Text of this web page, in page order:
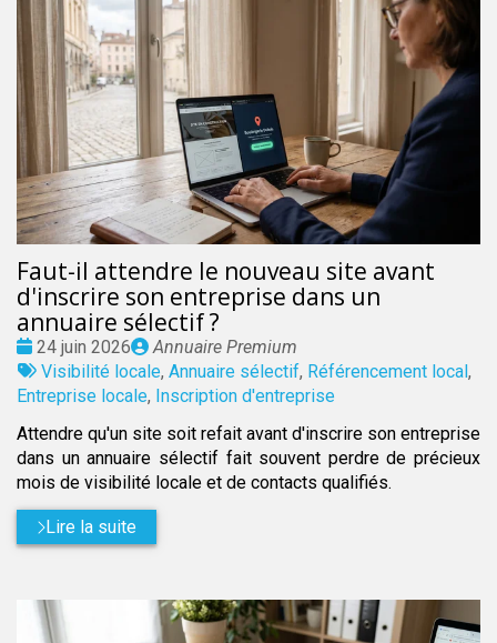
Faut-il attendre le nouveau site avant
d'inscrire son entreprise dans un
annuaire sélectif ?
Date
:
24 juin 2026
Publié
par
Annuaire Premium
Tags
:
Visibilité locale, Annuaire sélectif, Référencement local,
Entreprise locale, Inscription d'entreprise
Attendre qu'un site soit refait avant d'inscrire son entreprise
dans un annuaire sélectif fait souvent perdre de précieux
mois de visibilité locale et de contacts qualifiés.
Lire la suite